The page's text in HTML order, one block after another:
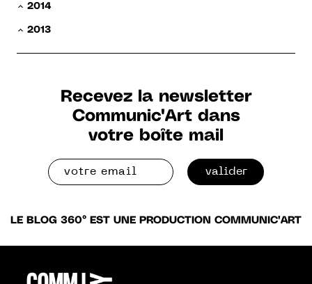
2014
2013
Recevez la newsletter
Communic'Art dans
votre boîte mail
valider
LE BLOG 360° EST UNE PRODUCTION COMMUNIC'ART